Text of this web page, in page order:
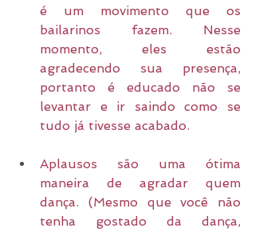
é um movimento que os
bailarinos fazem. Nesse
momento, eles estão
agradecendo sua presença,
portanto é educado não se
levantar e ir saindo como se
tudo já tivesse acabado.
Aplausos são uma ótima
maneira de agradar quem
dança. (Mesmo que você não
tenha gostado da dança,